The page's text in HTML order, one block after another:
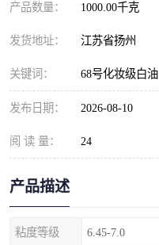
产品数量： 1000.00千克
发货地址： 江苏省扬州
关键词： 68号化妆级白油
发布日期： 2026-08-10
阅 读 量： 24
产品描述
粘度等级 6.45-7.0